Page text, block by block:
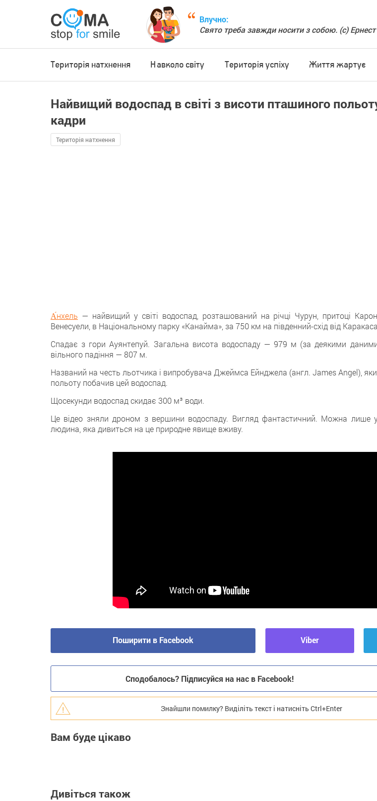
Влучно:
Свято треба завжди носити з собою. (с) Ернест
Територія натхнення Навколо світу Територія успіху Життя жартує
Найвищий водоспад в світі з висоти пташиного
кадри
Територія натхнення
А́нхель — найвищий у світі водоспад, розташований на річці Чурун, притоці
Венесуели, в Національному парку «Канайма», за 750 км на південний-схід від
Спадає з гори Ауянтепуй. Загальна висота водоспаду — 979 м (за деякими
вільного падіння — 807 м.
Названий на честь льотчика і випробувача Джеймса Ейнджела (англ. James Angel),
польоту побачив цей водоспад.
Щосекунди водоспад скидає 300 м³ води.
Це відео зняли дроном з вершини водоспаду. Вигляд фантастичний. Можна лише
людина, яка дивиться на це природне явище вживу.
Поширити в Facebook Viber
Сподобалось? Підписуйся на нас в Facebook!
Знайшли помилку? Виділіть текст і натисніть Ctrl+Enter
Вам буде цікаво
Дивіться також